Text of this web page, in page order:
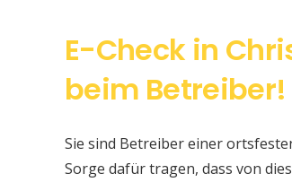
E-Check in
beim Betreiber!
Sie sind Betreiber einer
Sorge dafür tragen, dass von